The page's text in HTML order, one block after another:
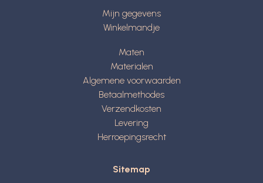
Mijn gegevens
Winkelmandje
Maten
Materialen
Algemene voorwaarden
Betaalmethodes
Verzendkosten
Levering
Herroepingsrecht
Sitemap